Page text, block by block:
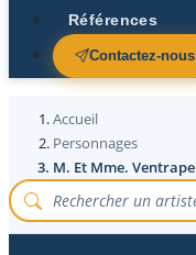
Références
Contactez-nous
Accueil
Personnages
M. Et Mme. Ventrape